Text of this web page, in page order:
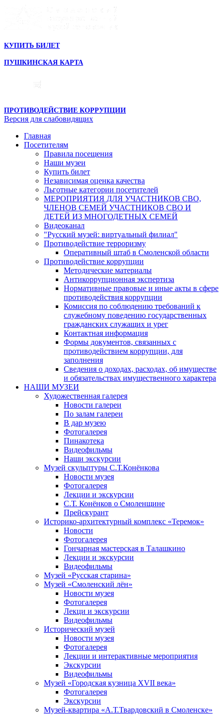
КУПИТЬ БИЛЕТ
ПУШКИНСКАЯ КАРТА
ПРОТИВОДЕЙСТВИЕ КОРРУПЦИИ
Версия для слабовидящих
Главная
Посетителям
Правила посещения
Наши музеи
Купить билет
Независимая оценка качества
Льготные категории посетителей
МЕРОПРИЯТИЯ ДЛЯ УЧАСТНИКОВ СВО,
ЧЛЕНОВ СЕМЕЙ УЧАСТНИКОВ СВО И
ДЕТЕЙ ИЗ МНОГОДЕТНЫХ СЕМЕЙ
Видеоканал
"Русский музей: виртуальный филиал"
Противодействие терроризму
Оперативный штаб в Смоленской области
Противодействие коррупции
Методические материалы
Антикоррупционная экспертиза
Нормативные правовые и иные акты в сфере
противодействия коррупции
Комиссия по соблюдению требований к
служебному поведению государственных
гражданских служащих и урег
Контактная информация
Формы документов, связанных с
противодействием коррупции, для
заполнения
Сведения о доходах, расходах, об имуществе
и обязательствах имущественного характера
НАШИ МУЗЕИ
Художественная галерея
Новости галереи
По залам галереи
В дар музею
Фотогалерея
Пинакотека
Видеофильмы
Наши экскурсии
Музей скульптуры С.Т.Конёнкова
Новости музея
Фотогалерея
Лекции и экскурсии
С.Т. Конёнков о Смоленщине
Прейскурант
Историко-архитектурный комплекс «Теремок»
Новости
Фотогалерея
Гончарная мастерская в Талашкино
Лекции и экскурсии
Видеофильмы
Музей «Русская старина»
Музей «Смоленский лён»
Новости музея
Фотогалерея
Лекци и экскурсии
Видеофильмы
Исторический музей
Новости музея
Фотогалерея
Лекции и интерактивные мероприятия
Экскурсии
Видеофильмы
Музей «Городская кузница XVII века»
Фотогалерея
Экскурсии
Музей-квартира «А.Т.Твардовский в Смоленске»